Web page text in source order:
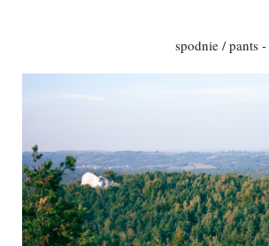
spodnie / pants -